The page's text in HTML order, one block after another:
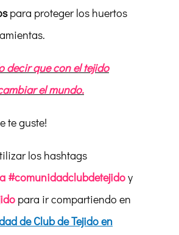
para proteger los huertos
decir que con el tejido
el mundo.
te guste!
los hashtags
#comunidadclubdetejidoy
para ir compartiendo en
de Club de Tejido en